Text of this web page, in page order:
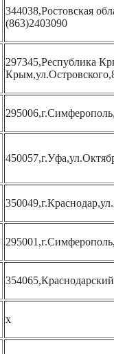
344038,Ростовская
(863)2403090
297345,Республика
х